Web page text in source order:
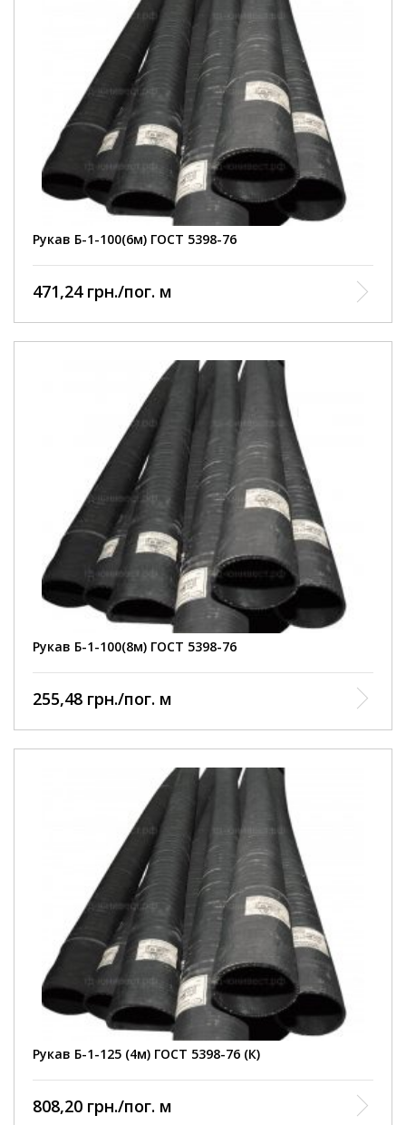
Рукав Б-1-100(6м) ГОСТ 5398-76
Внутрішній діаметр
3 Атм
Умови покупки
від 1 шт
Колір рукава
чорний
Довжина рукава
6000 мм
Конструкція
армований ниткою та
металевою спіраллю
Діапазон робочих
температур
від -35 до +90 С
Відповідність
нормативному документу
ГОСТ 5398-76
Курськ
471,24 грн./пог. м
Рукав Б-1-100(8м) ГОСТ 5398-76
Внутрішній діаметр
3 Атм
Умови покупки
від 1 шт
Колір рукава
чорний
Довжина рукава
8000 ммм
Конструкція
армований ниткою та
металевою спіраллю
Діапазон робочих
температур
від -35 до +90 С
Відповідність
нормативному документу
ГОСТ 5398-76
Курськ
255,48 грн./пог. м
Рукав Б-1-125 (4м) ГОСТ 5398-76 (К)
Внутрішній діаметр
3 Атм
Умови покупки
від 1 шт
Колір рукава
чорний
Довжина рукава
4000 мм
Конструкція
армований ниткою та
металевою спіраллю
Діапазон робочих
температур
від -35 до +90 С
Відповідність
нормативному документу
ГОСТ 5398-76
Кварт
808,20 грн./пог. м